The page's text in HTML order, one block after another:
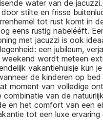
water van de
stilte en frisse
tot rust komt in
eens rustig nabelééft.
met jacuzzi is ook
een jubileum,
wordt meteen
vakantiehuisje kun
de kinderen op
moment van volledige
combinatie van de
en het comfort van een
tot een luxe ervaring